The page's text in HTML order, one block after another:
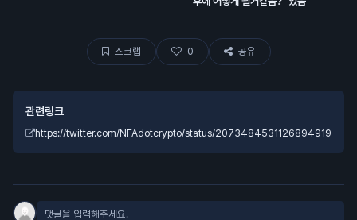
스크랩 0 공유
관련링크
https://twitter.com/NFAdotcrypto/status/2073484531126894919